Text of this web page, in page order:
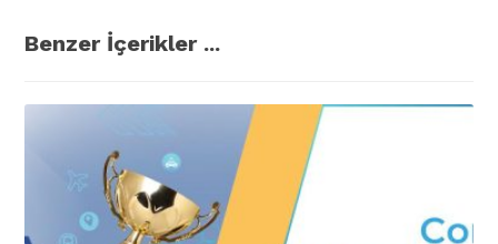
Benzer İçerikler ...